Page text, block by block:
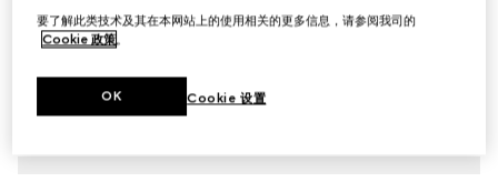
要了解此类技术及其在本网站上的使用相关的更多信息，请参阅我司的
Cookie 政策。
Cookie 设置
OK